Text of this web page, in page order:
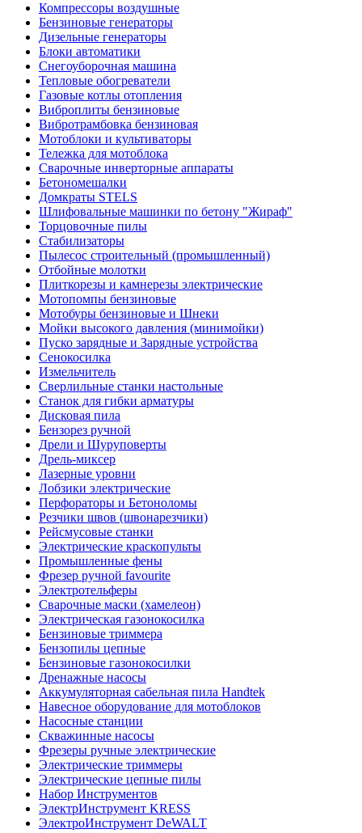
Компрессоры воздушные
Бензиновые генераторы
Дизельные генераторы
Блоки автоматики
Снегоуборочная машина
Тепловые обогреватели
Газовые котлы отопления
Виброплиты бензиновые
Вибротрамбовка бензиновая
Мотоблоки и культиваторы
Тележка для мотоблока
Сварочные инверторные аппараты
Бетономешалки
Домкраты STELS
Шлифовальные машинки по бетону "Жираф"
Торцовочные пилы
Стабилизаторы
Пылесос строительный (промышленный)
Отбойные молотки
Плиткорезы и камнерезы электрические
Мотопомпы бензиновые
Мотобуры бензиновые и Шнеки
Мойки высокого давления (минимойки)
Пуско зарядные и Зарядные устройства
Сенокосилка
Измельчитель
Сверлильные станки настольные
Станок для гибки арматуры
Дисковая пила
Бензорез ручной
Дрели и Шуруповерты
Дрель-миксер
Лазерные уровни
Лобзики электрические
Перфораторы и Бетоноломы
Резчики швов (швонарезчики)
Рейсмусовые станки
Электрические краскопульты
Промышленные фены
Фрезер ручной favourite
Электротельферы
Сварочные маски (хамелеон)
Электрическая газонокосилка
Бензиновые триммера
Бензопилы цепные
Бензиновые газонокосилки
Дренажные насосы
Аккумуляторная сабельная пила Handtek
Навесное оборудование для мотоблоков
Насосные станции
Скважинные насосы
Фрезеры ручные электрические
Электрические триммеры
Электрические цепные пилы
Набор Инструментов
ЭлектрИнструмент KRESS
ЭлектроИнструмент DeWALT